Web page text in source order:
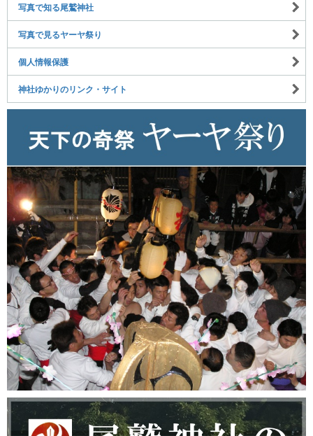
写真で知る尾鷲神社
写真で見るヤーヤ祭り
個人情報保護
神社ゆかりのリンク・サイト